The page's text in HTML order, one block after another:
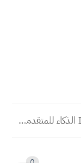
اسئلة الاختبار العقلية IQ الذكاء للمتقدمين على مدارس المتميزين 2026